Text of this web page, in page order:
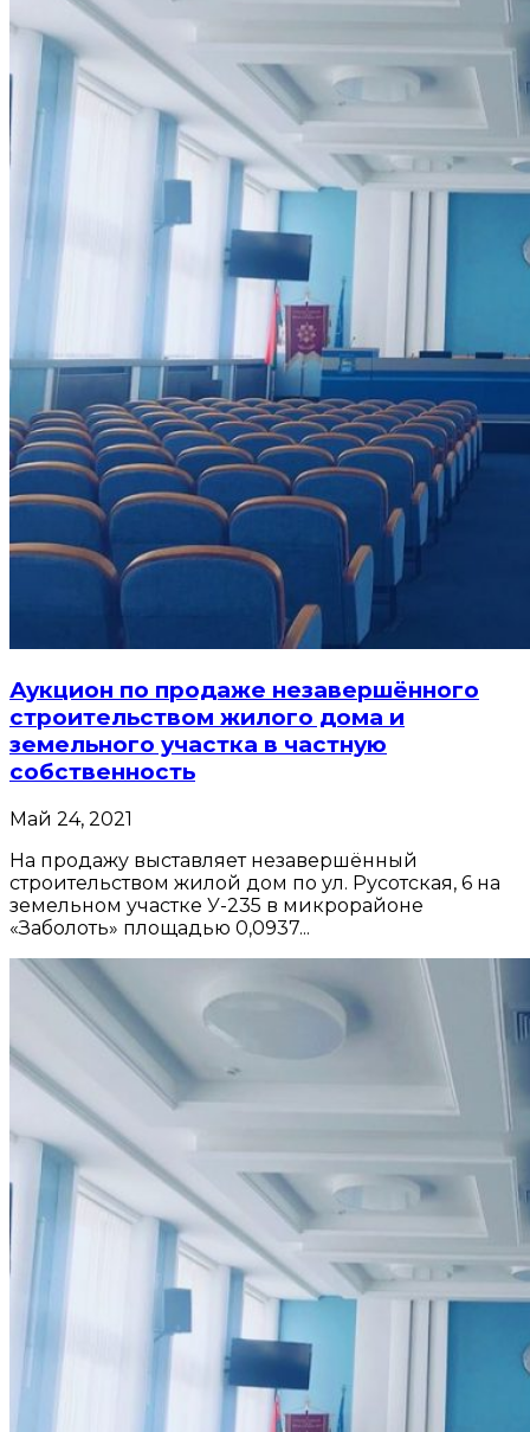
Аукцион по продаже незавершённого
строительством жилого дома и
земельного участка в частную
собственность
Май 24, 2021
На продажу выставляет незавершённый
строительством жилой дом по ул. Русотская, 6 на
земельном участке У-235 в микрорайоне
«Заболоть» площадью 0,0937...